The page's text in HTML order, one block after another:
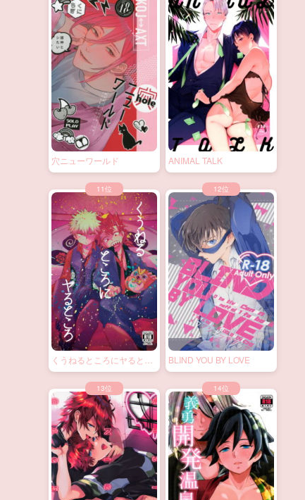
穴ニューワールド ANIMAL TALK
くうねるところにヤるとこ
ろ
BLIND YOU BY LOVE